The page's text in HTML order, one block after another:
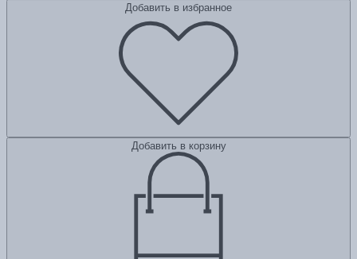
Добавить в избранное
Добавить в корзину